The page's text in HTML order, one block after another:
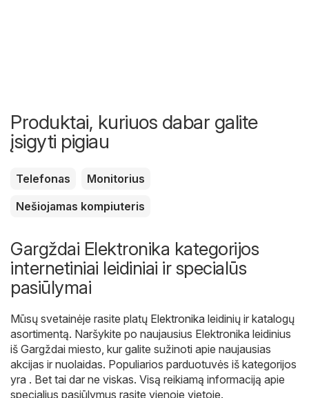
Produktai, kuriuos dabar galite
įsigyti pigiau
Telefonas
Monitorius
Nešiojamas kompiuteris
Gargždai Elektronika kategorijos
internetiniai leidiniai ir specialūs
pasiūlymai
Mūsų svetainėje rasite platų Elektronika leidinių ir katalogų
asortimentą. Naršykite po naujausius Elektronika leidinius
iš Gargždai miesto, kur galite sužinoti apie naujausias
akcijas ir nuolaidas. Populiarios parduotuvės iš kategorijos
yra . Bet tai dar ne viskas. Visą reikiamą informaciją apie
specialius pasiūlymus rasite vienoje vietoje.